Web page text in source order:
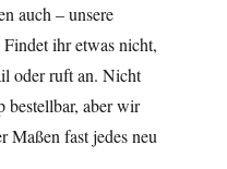
auch – unsere
ihr etwas nicht,
oder ruft an. Nicht
bestellbar, aber wir
Maßen fast jedes neu